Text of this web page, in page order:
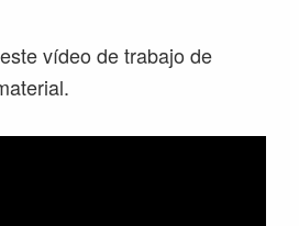
vídeo de trabajo de